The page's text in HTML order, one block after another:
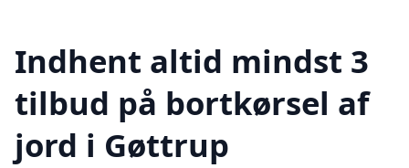
Indhent altid mindst 3
tilbud på bortkørsel af
jord i Gøttrup